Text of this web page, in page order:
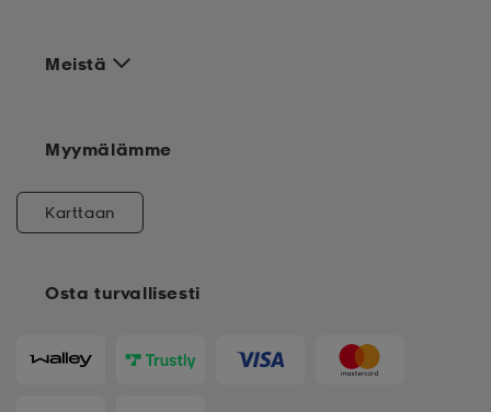
Meistä
Osta turvallisesti
Myymälämme
Karttaan